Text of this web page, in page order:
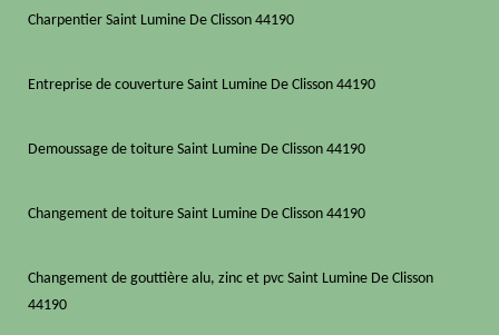
Charpentier Saint Lumine De Clisson 44190
Entreprise de couverture Saint Lumine De Clisson 44190
Demoussage de toiture Saint Lumine De Clisson 44190
Changement de toiture Saint Lumine De Clisson 44190
Changement de gouttière alu, zinc et pvc Saint Lumine De Clisson
44190